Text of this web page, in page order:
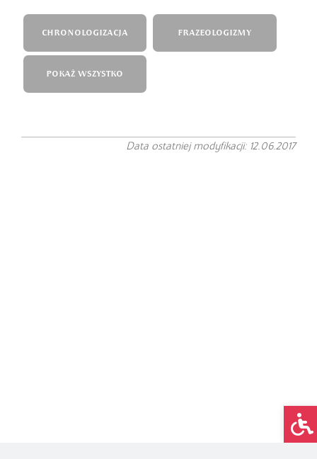
CHRONOLOGIZACJA FRAZEOLOGIZMY
POKAŻ WSZYSTKO
Data ostatniej modyfikacji: 12.06.2017